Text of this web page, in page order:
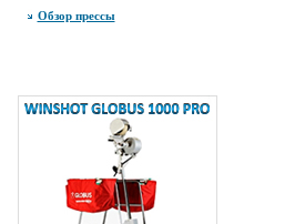
Обзор прессы